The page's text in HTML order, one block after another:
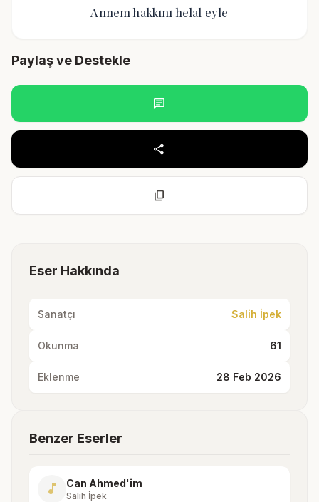
Annem hakkını helal eyle
Paylaş ve Destekle
chat
share
content_copy
Eser Hakkında
Sanatçı Salih İpek
Okunma 61
Eklenme 28 Feb 2026
Benzer Eserler
music_note Can Ahmed'im
Salih İpek